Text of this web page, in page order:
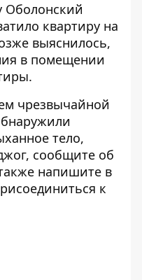
Оболонский
квартиру на
выяснилось,
в помещении
чрезвычайной
тело,
сообщите об
напишите в
к